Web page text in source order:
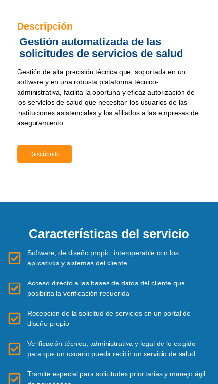
Descripción
Gestión automatizada de las
solicitudes de servicios de salud
Gestión de alta precisión técnica que, soportada en un
software y en una robusta plataforma técnico-
administrativa, facilita la oportuna y eficaz autorización de
los servicios de salud que necesitan los usuarios de las
instituciones asistenciales y los afiliados a las empresas de
aseguramiento.
Descúbralo
Características del servicio
Software, de diseño propio, interoperable con los
aplicativos y sistemas del cliente.
Acceso directo a las bases de datos del cliente que
posibilita la verificación requerida
Recepción de la solicitud de servicios en un portal de
diseño propio
Verificación técnica, administrativa y legal de lo exigido
para que un usuario pueda recibir un servicio de salud
Trámite especial para solicitudes prioritarias y manejo ágil